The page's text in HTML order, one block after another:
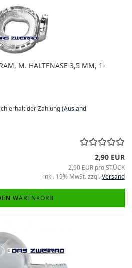
M. HALTENASE 3,5 MM, 1-
erhalt der Zahlung(Ausland
2,90 EUR
2,90 EUR pro STÜCK
inkl. 19% MwSt. zzgl.Versand
WARENKORB